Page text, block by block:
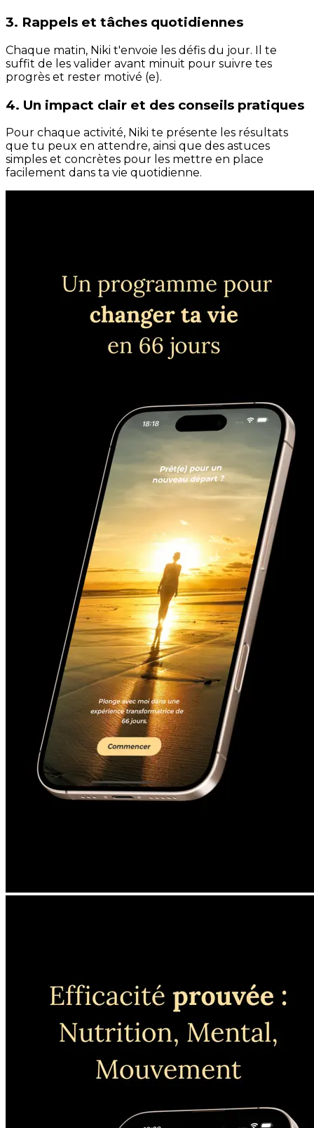
3. Rappels et tâches quotidiennes
Chaque matin, Niki t'envoie les défis du jour. Il te
suffit de les valider avant minuit pour suivre tes
progrès et rester motivé (e).
4. Un impact clair et des conseils pratiques
Pour chaque activité, Niki te présente les résultats
que tu peux en attendre, ainsi que des astuces
simples et concrètes pour les mettre en place
facilement dans ta vie quotidienne.